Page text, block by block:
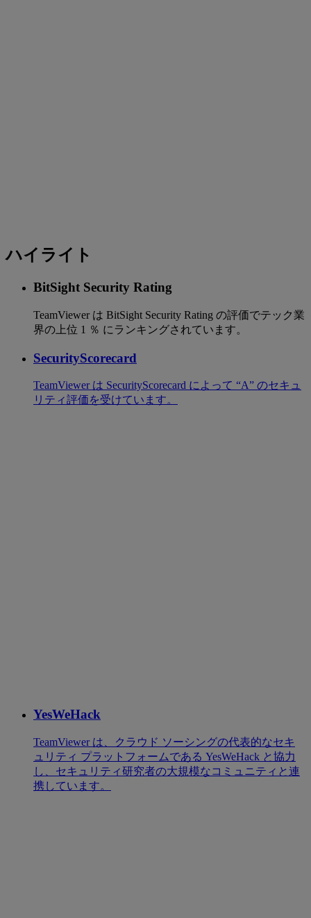
ハイライト
BitSight Security Rating
TeamViewer は BitSight Security Rating の評価でテック業
界の上位 1 ％ にランキングされています。
SecurityScorecard
TeamViewer は SecurityScorecard によって “A” のセキュ
リティ評価を受けています。
YesWeHack
TeamViewer は、クラウド ソーシングの代表的なセキ
ュリティ プラットフォームである YesWeHack と協力
し、セキュリティ研究者の大規模なコミュニティと連
携しています。